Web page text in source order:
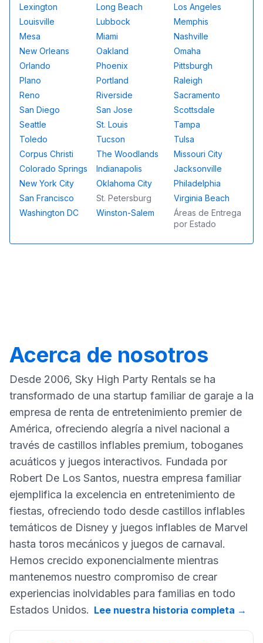
Lexington Long Beach
Los Angeles
Louisville
Lubbock
Memphis
Mesa
Miami
Nashville
New Orleans
Oakland
Omaha
Orlando
Phoenix
Pittsburgh
Plano
Portland
Raleigh
Reno
Riverside
Sacramento
San Diego
San Jose
Scottsdale
Seattle
St. Louis
Tampa
Toledo
Tucson
Tulsa
Corpus Christi
The Woodlands
Missouri City
Colorado Springs
Indianapolis
Jacksonville
New York City
Oklahoma City
Philadelphia
San Francisco
St. Petersburg
Virginia Beach
Washington DC
Winston-Salem
Áreas de Entrega
por Estado
Acerca de nosotros
Desde 2006, Sky High Party Rentals se ha
transformado de una startup familiar de garaje a la
empresa de renta de entretenimiento premier de
América, ofreciendo alegría a nivel nacional a
través de castillos inflables premium, toboganes
acuáticos y juegos interactivos. Fundada por
Robert De Los Santos, nuestra empresa familiar
ejemplifica la excelencia en entretenimiento de
fiestas, ofreciendo todo desde castillos inflables
temáticos de Disney y juegos inflables de Marvel
hasta toros mecánicos y juegos de carnaval.
Hemos crecido exponencialmente mientras
mantenemos nuestro compromiso de crear
experiencias inolvidables para familias en todo
Estados Unidos. Lee nuestra historia completa →